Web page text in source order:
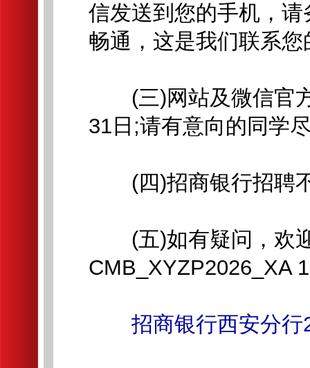
信发送到您的手机，
畅通，这是我们联系
(三)网站及微信官方
31日;请有意向的同学
(四)招商银行招聘
(五)如有疑问，欢迎
CMB_XYZP2026_XA
招商银行西安分